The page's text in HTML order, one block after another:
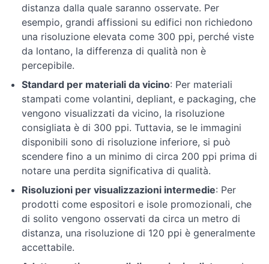
alla
stampa
grafica
Colori
distanza dalla quale saranno osservate. Per
esempio, grandi affissioni su edifici non richiedono
una risoluzione elevata come 300 ppi, perché viste
da lontano, la differenza di qualità non è
percepibile.
Standard per materiali da vicino: Per materiali
stampati come volantini, depliant, e packaging, che
vengono visualizzati da vicino, la risoluzione
consigliata è di 300 ppi. Tuttavia, se le immagini
disponibili sono di risoluzione inferiore, si può
scendere fino a un minimo di circa 200 ppi prima di
notare una perdita significativa di qualità.
Risoluzioni per visualizzazioni intermedie: Per
prodotti come espositori e isole promozionali, che
di solito vengono osservati da circa un metro di
distanza, una risoluzione di 120 ppi è generalmente
accettabile.